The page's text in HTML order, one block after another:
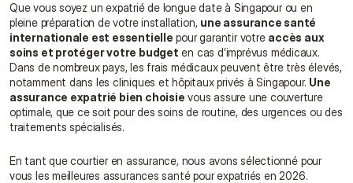
Que vous soyez un expatrié de longue date à Singapour ou en
pleine préparation de votre installation, une assurance santé
internationale est essentielle pour garantir votre accès aux
soins et protéger votre budget en cas d’imprévus médicaux.
Dans de nombreux pays, les frais médicaux peuvent être très élevés,
notamment dans les cliniques et hôpitaux privés à Singapour. Une
assurance expatrié bien choisie vous assure une couverture
optimale, que ce soit pour des soins de routine, des urgences ou des
traitements spécialisés.
En tant que courtier en assurance, nous avons sélectionné pour
vous les meilleures assurances santé pour expatriés en 2026.